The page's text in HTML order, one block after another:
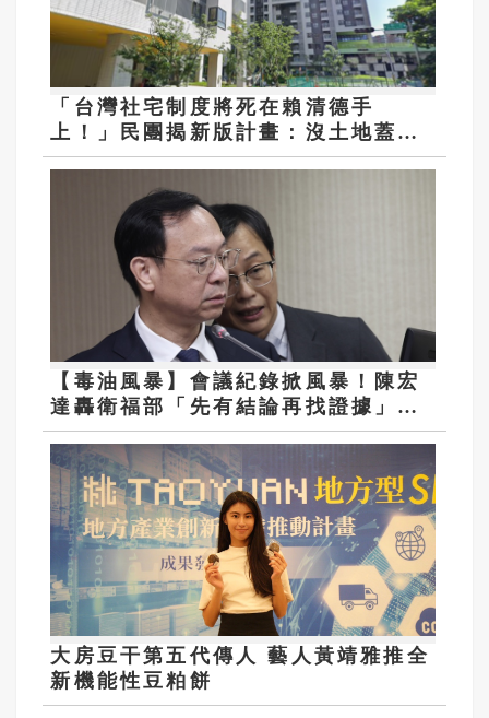
「台灣社宅制度將死在賴清德手
上！」民團揭新版計畫：沒土地蓋社
宅是藉口
【毒油風暴】會議紀錄掀風暴！陳宏
達轟衛福部「先有結論再找證據」 3
大爭議直指決策核心
大房豆干第五代傳人 藝人黃靖雅推全
新機能性豆粕餅